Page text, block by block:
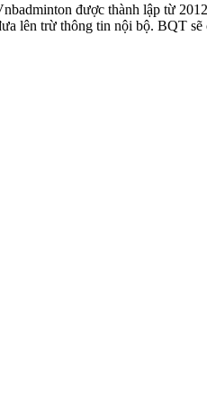
được thành lập từ
lên trừ thông tin nội bộ. BQT